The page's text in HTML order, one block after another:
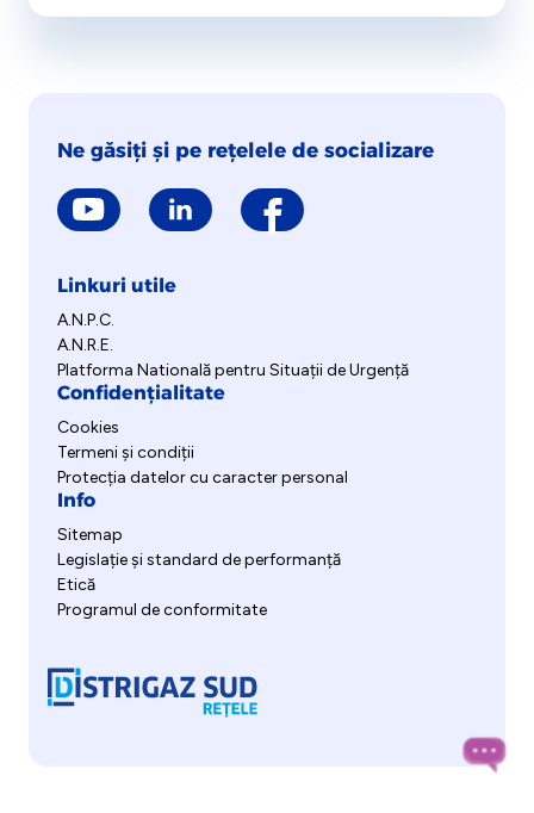
Ne găsiți și pe rețelele de socializare
Linkuri utile
A.N.P.C.
A.N.R.E.
Platforma Natională pentru Situații de Urgență
Confidențialitate
Cookies
Termeni și condiții
Protecția datelor cu caracter personal
Info
Sitemap
Legislație și standard de performanță
Etică
Programul de conformitate